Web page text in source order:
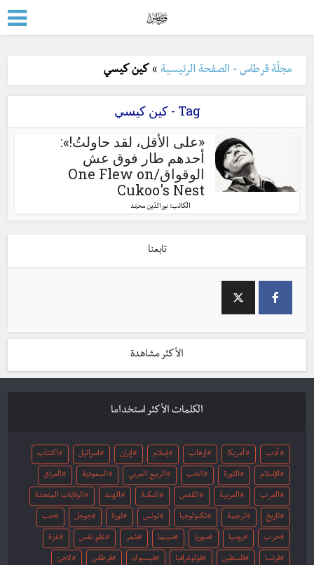
مجلّة قرطاس - الصفحة الرئيسية » كين كيسي
Tag - كين كيسي
«على الأقل، لقد حاولتُ!»:
أحدهم طار فوق عش
الوقواق/One Flew on
Cukoo's Nest
الكاتب: نور الدّين محمّد
تابعنا
الأكثر مشاهدة
الكلمات الأكثر استخداما
أدب أمريكا إرهاب إسلام إيران اسرائيل اكتئاب
الإسلام الثورة الحب الربيع العربي السعودية العراق
العرب العربية القدس النكبة الهند الولايات المتحدة
تاريخ ترجمة تكنولوجيا تونس ثورة جوجل حب
حرب روسيا سوريا سينما شعر علم نفس غزة
فرنسا فلسطين فوتوغرافيا فيسبوك قرطاس لاجئ